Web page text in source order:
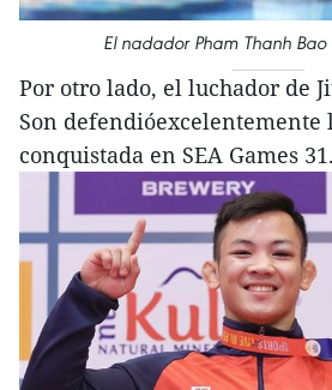
El nadador Pham Thanh Bao
Por otro lado, el luchador de
Son defendióexcelentemente
conquistada en SEA Games 31.